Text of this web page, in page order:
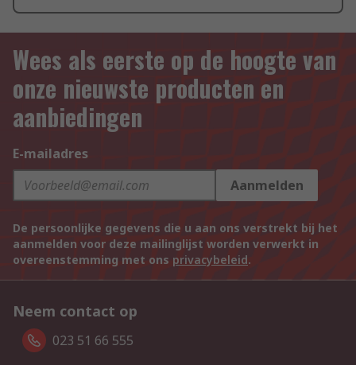
Wees als eerste op de hoogte van
onze nieuwste producten en
aanbiedingen
E-mailadres
Aanmelden
De persoonlijke gegevens die u aan ons verstrekt bij het
aanmelden voor deze mailinglijst worden verwerkt in
overeenstemming met ons privacybeleid.
Neem contact op
023 51 66 555